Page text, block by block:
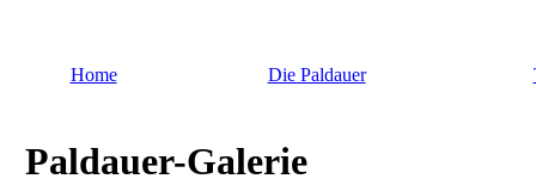
Home Die Paldauer
Paldauer-Galerie